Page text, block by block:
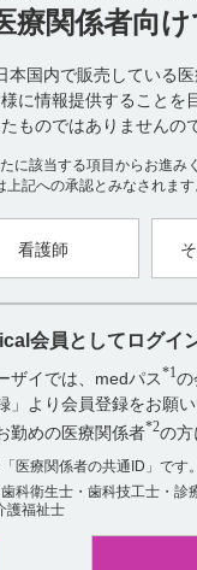
療関係者向け
国内で販売している
に情報提供することを
ものではありませんの
に該当する項目からお進み
記への承認とみなされます
看護師
会員としてログイ
ザイでは、medパス*1の
より会員登録をお願い
勤めの医療関係者*2の方
医療関係者の共通ID」です。
科衛生士・歯科技工士・診
護福祉士
ルミニウム
文 2024年11月作成（第2
タビューフォーム 2024
をお聞かせください